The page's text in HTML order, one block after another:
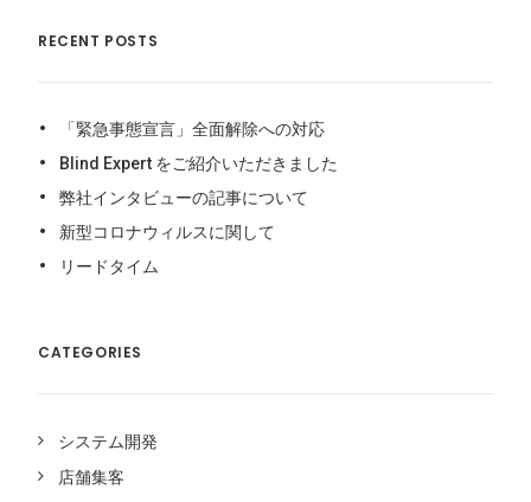
RECENT POSTS
「緊急事態宣言」全面解除への対応
Blind Expert をご紹介いただきました
弊社インタビューの記事について
新型コロナウィルスに関して
リードタイム
CATEGORIES
システム開発
店舗集客